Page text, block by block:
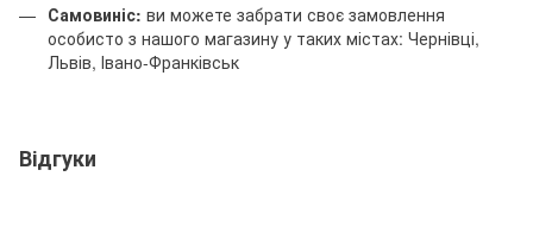
Самовиніс: ви можете забрати своє замовлення
особисто з нашого магазину у таких містах: Чернівці,
Львів, Івано-Франківськ
Відгуки